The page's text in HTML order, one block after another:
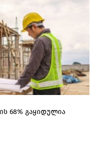
68% გაყიდულია